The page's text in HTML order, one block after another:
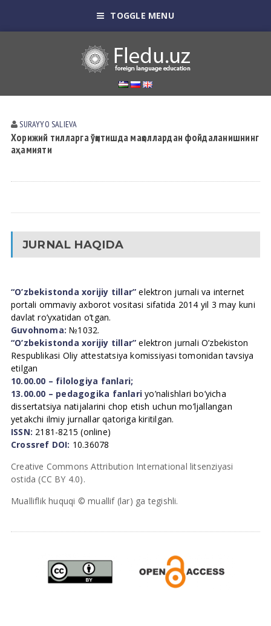
TOGGLE MENU
SURAYYO SАLIEVА
Хорижий тилларга ўқитишда мақоллардан фойдаланишнинг
аҳамияти
JURNAL HAQIDA
“O’zbekistonda xorijiy tillar” elektron jurnali va internet
portali ommaviy axborot vositasi sifatida 2014 yil 3 may kuni
davlat ro’yxatidan o’tgan.
Guvohnoma: №1032.
“O’zbekistonda xorijiy tillar” elektron jurnali O’zbekiston
Respublikasi Oliy attestatsiya komissiyasi tomonidan tavsiya
etilgan
10.00.00 – filologiya fanlari;
13.00.00 – pedagogika fanlari yo’nalishlari bo’yicha
dissertatsiya natijalarini chop etish uchun mo’ljallangan
yetakchi ilmiy jurnallar qatoriga kiritilgan.
ISSN: 2181-8215 (online)
Crossref DOI: 10.36078
Creative Commons Attribution International litsenziyasi
ostida (CC BY 4.0).
Mualliflik huquqi © muallif (lar) ga tegishli.